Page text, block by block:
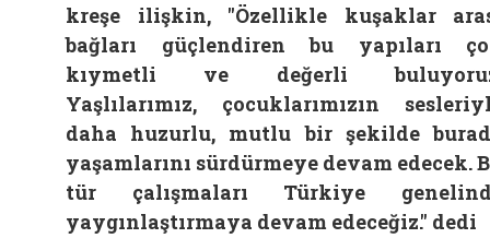
kreşe ilişkin, "Özellikle kuşaklar
bağları güçlendiren bu yapıları
kıymetli ve değerli
Yaşlılarımız, çocuklarımızın
daha huzurlu, mutlu bir şekilde
yaşamlarını sürdürmeye devam edecek.
tür çalışmaları Türkiye
yaygınlaştırmaya devam edeceğiz." dedi